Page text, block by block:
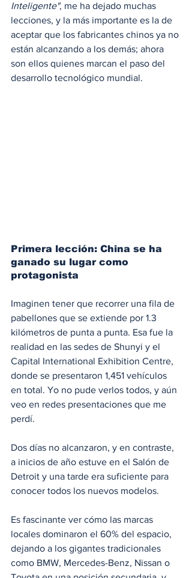
Inteligente", me ha dejado muchas
lecciones, y la más importante es la de
aceptar que los fabricantes chinos ya no
están alcanzando a los demás; ahora
son ellos quienes marcan el paso del
desarrollo tecnológico mundial.
Primera lección: China se ha
ganado su lugar como
protagonista
Imaginen tener que recorrer una fila de
pabellones que se extiende por 1.3
kilómetros de punta a punta. Esa fue la
realidad en las sedes de Shunyi y el
Capital International Exhibition Centre,
donde se presentaron 1,451 vehículos
en total. Yo no pude verlos todos, y aún
veo en redes presentaciones que me
perdí.
Dos días no alcanzaron, y en contraste,
a inicios de año estuve en el Salón de
Detroit y una tarde era suficiente para
conocer todos los nuevos modelos.
Es fascinante ver cómo las marcas
locales dominaron el 60% del espacio,
dejando a los gigantes tradicionales
como BMW, Mercedes-Benz, Nissan o